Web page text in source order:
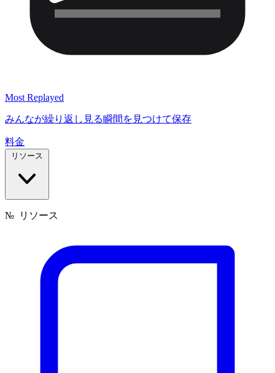
Most Replayed
みんなが繰り返し見る瞬間を見つけて保存
料金
リソース
№ リソース